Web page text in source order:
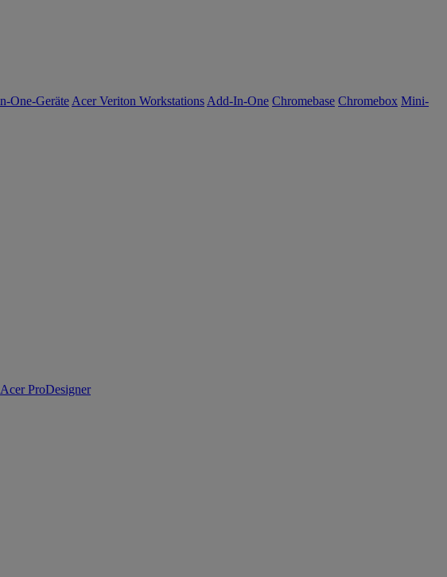
One-Geräte Acer Veriton Workstations Add-In-One Chromebase Chromebox Mini-
Acer ProDesigner